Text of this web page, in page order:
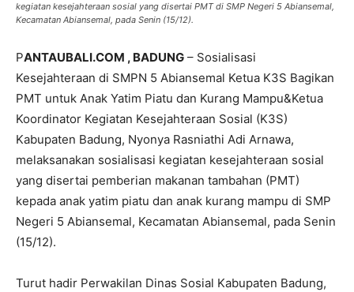
kegiatan kesejahteraan sosial yang disertai PMT di SMP Negeri 5 Abiansemal,
Kecamatan Abiansemal, pada Senin (15/12).
PANTAUBALI.COM , BADUNG – Sosialisasi
Kesejahteraan di SMPN 5 Abiansemal Ketua K3S Bagikan
PMT untuk Anak Yatim Piatu dan Kurang Mampu&Ketua
Koordinator Kegiatan Kesejahteraan Sosial (K3S)
Kabupaten Badung, Nyonya Rasniathi Adi Arnawa,
melaksanakan sosialisasi kegiatan kesejahteraan sosial
yang disertai pemberian makanan tambahan (PMT)
kepada anak yatim piatu dan anak kurang mampu di SMP
Negeri 5 Abiansemal, Kecamatan Abiansemal, pada Senin
(15/12).
Turut hadir Perwakilan Dinas Sosial Kabupaten Badung,